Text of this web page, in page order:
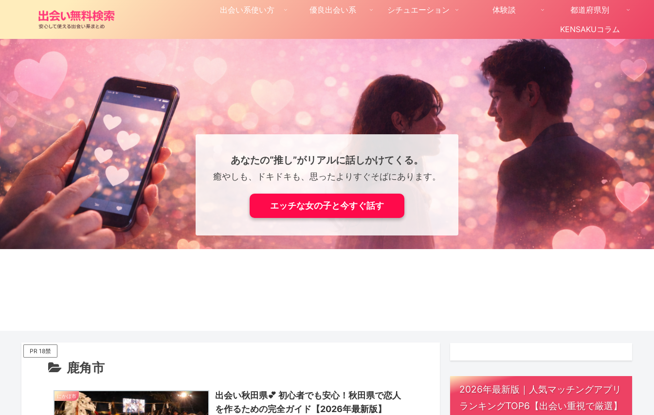
出会い系使い方 優良出会い系 シチュエーション 体験談
都道府県別
KENSAKUコラム
あなたの“推し”がリアルに話しかけてくる。
癒やしも、ドキドキも、思ったよりすぐそばにあります。
エッチな女の子と今すぐ話す
PR 18禁
鹿角市
にかほ市
出会い秋田県💕 初心者でも安心！秋田県で恋人
を作るための完全ガイド【2026年最新版】
2026年最新版｜人気マッチングアプリ
ランキングTOP6【出会い重視で厳選】